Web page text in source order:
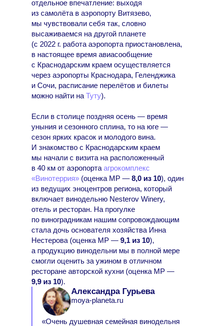
отдельное впечатление: выходя
из самолёта в аэропорту Витязево,
мы чувствовали себя так, словно
высаживаемся на другой планете
(с 2022 г. работа аэропорта приостановлена,
в настоящее время авиасообщение
с Краснодарским краем осуществляется
через аэропорты Краснодара, Геленджика
и Сочи, расписание перелётов и билеты
можно найти на Туту).
Если в столице поздняя осень — время
уныния и сезонного сплина, то на юге —
сезон ярких красок и молодого вина.
И знакомство с Краснодарским краем
мы начали с визита на расположенный
в 40 км от аэропорта агрокомплекс
«Винотеррия» (оценка МР — 8,0 из 10), один
из ведущих эноцентров региона, который
включает винодельню Nesterov Winery,
отель и ресторан. На прогулке
по виноградникам нашим сопровождающим
стала дочь основателя хозяйства Инна
Нестерова (оценка МР — 9,1 из 10),
а продукцию винодельни мы в полной мере
смогли оценить за ужином в отличном
ресторане авторской кухни (оценка МР —
9,9 из 10).
Александра Гурьева
moya-planeta.ru
«Очень душевная семейная винодельня